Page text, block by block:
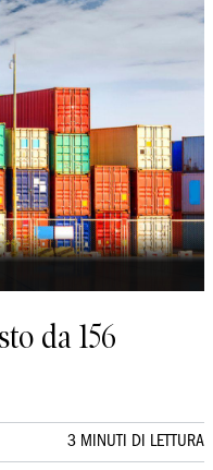
da 156
3 MINUTI DI LETTURA